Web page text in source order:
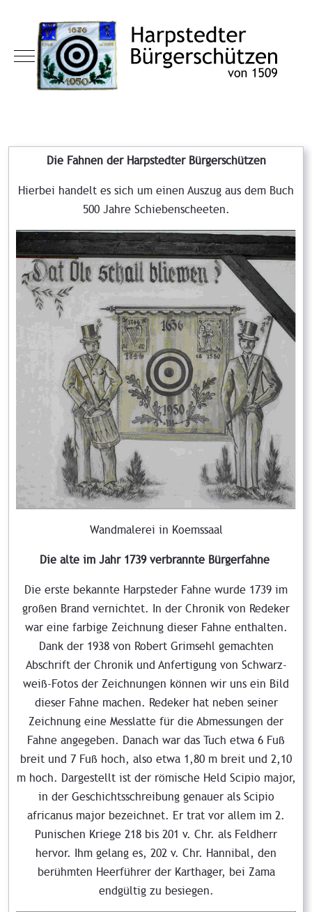
Mobile Menu Toggle
Die Fahnen der Harpstedter Bürgerschützen
Hierbei handelt es sich um einen Auszug aus dem Buch
500 Jahre Schiebenscheeten.
Wandmalerei in Koemssaal
Die alte im Jahr 1739 verbrannte Bürgerfahne
Die erste bekannte Harpsteder Fahne wurde 1739 im
großen Brand vernichtet. In der Chronik von Redeker
war eine farbige Zeichnung dieser Fahne enthalten.
Dank der 1938 von Robert Grimsehl gemachten
Abschrift der Chronik und Anfertigung von Schwarz-
weiß-Fotos der Zeichnungen können wir uns ein Bild
dieser Fahne machen. Redeker hat neben seiner
Zeichnung eine Messlatte für die Abmessungen der
Fahne angegeben. Danach war das Tuch etwa 6 Fuß
breit und 7 Fuß hoch, also etwa 1,80 m breit und 2,10
m hoch. Dargestellt ist der römische Held Scipio major,
in der Geschichtsschreibung genauer als Scipio
africanus major bezeichnet. Er trat vor allem im 2.
Punischen Kriege 218 bis 201 v. Chr. als Feldherr
hervor. Ihm gelang es, 202 v. Chr. Hannibal, den
berühmten Heerführer der Karthager, bei Zama
endgültig zu besiegen.